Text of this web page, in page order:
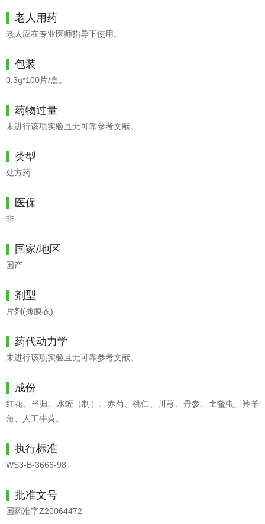
老人用药
老人应在专业医师指导下使用。
包装
0.3g*100片/盒。
药物过量
未进行该项实验且无可靠参考文献。
类型
处方药
医保
非
国家/地区
国产
剂型
片剂(薄膜衣)
药代动力学
未进行该项实验且无可靠参考文献。
成份
红花、当归、水蛭（制）、赤芍、桃仁、川芎、丹参、土鳖虫、羚羊
角、人工牛黄。
执行标准
WS3-B-3666-98
批准文号
国药准字Z20064472